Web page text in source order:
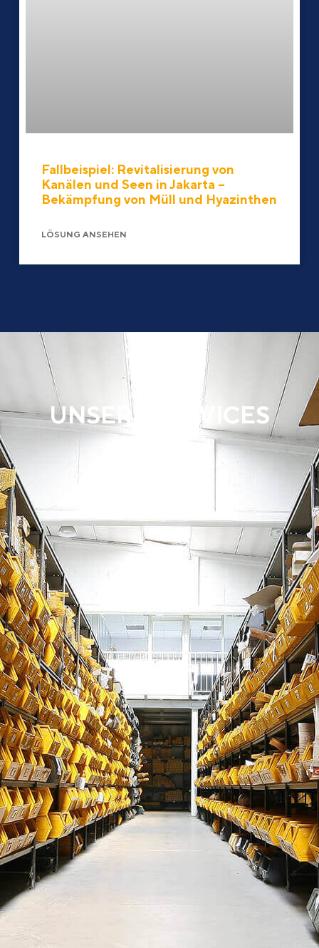
Fallbeispiel: Revitalisierung von
Kanälen und Seen in Jakarta –
Bekämpfung von Müll und Hyazinthen
LÖSUNG ANSEHEN
UNSERE SERVICES